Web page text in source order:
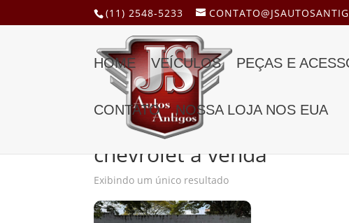
(11) 2548-5233
HOME VEÍCULOS PEÇAS E
CONTATO NOSSA LOJA NOS EUA
/ Produtos marcados com a tag “chevrolet a
chevrolet a venda
Exibindo um único resultado